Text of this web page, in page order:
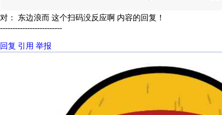
对： 东边浪而 这个扫码没反应啊 内容的回复！
-------------------------
回复 引用 举报